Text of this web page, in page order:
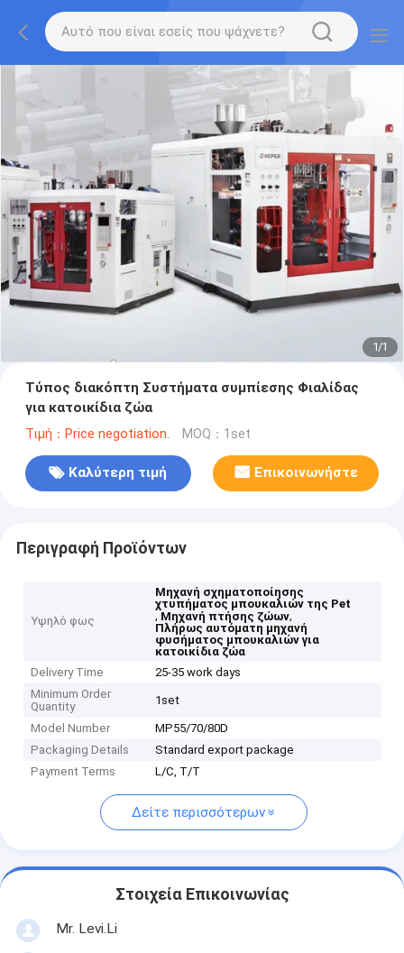
1/1
Τύπος διακόπτη Συστήματα συμπίεσης Φιαλίδας
για κατοικίδια ζώα
Τιμή：Price negotiation. MOQ：1set
Καλύτερη τιμή Επικοινωνήστε
Περιγραφή Προϊόντων
Υψηλό φως
Μηχανή σχηματοποίησης
χτυπήματος μπουκαλιών της Pet
, Μηχανή πτήσης ζώων,
Πλήρως αυτόματη μηχανή
φυσήματος μπουκαλιών για
κατοικίδια ζώα
Delivery Time
25-35 work days
Minimum Order
Quantity
1set
Model Number
MP55/70/80D
Packaging Details
Standard export package
Payment Terms
L/C, T/T
Δείτε περισσότερων
Στοιχεία Επικοινωνίας
Mr. Levi.Li